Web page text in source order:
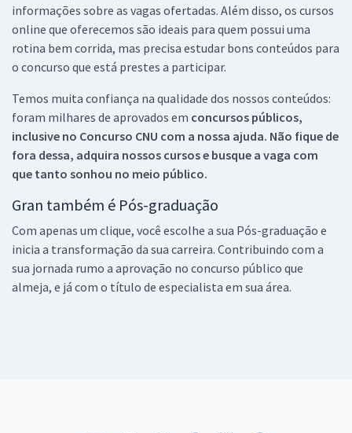
informações sobre as vagas ofertadas. Além disso, os cursos
online que oferecemos são ideais para quem possui uma
rotina bem corrida, mas precisa estudar bons conteúdos para
o concurso que está prestes a participar.
Temos muita confiança na qualidade dos nossos conteúdos:
foram milhares de aprovados em concursos públicos,
inclusive no Concurso CNU com a nossa ajuda. Não fique de
fora dessa, adquira nossos cursos e busque a vaga com
que tanto sonhou no meio público.
Gran também é Pós-graduação
Com apenas um clique, você escolhe a sua Pós-graduação e
inicia a transformação da sua carreira. Contribuindo com a
sua jornada rumo a aprovação no concurso público que
almeja, e já com o título de especialista em sua área.